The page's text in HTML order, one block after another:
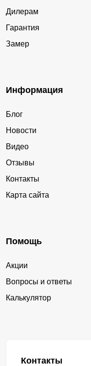
Дилерам
Гарантия
Замер
Информация
Блог
Новости
Видео
Отзывы
Контакты
Карта сайта
Помощь
Акции
Вопросы и ответы
Калькулятор
Контакты